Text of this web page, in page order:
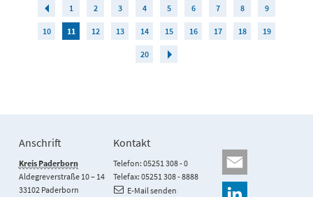
1 2 3 4 5 6 7 8 9
10 11 12 13 14 15 16 17 18 19
20
Anschrift
Kreis Paderborn
Aldegreverstraße 10 – 14
33102 Paderborn
Kontakt
Telefon: 05251 308 - 0
Telefax: 05251 308 - 8888
E-Mail senden